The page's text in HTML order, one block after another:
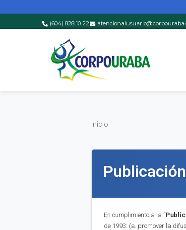
Saltar al contenido principal
(604) 828 10 22
Inicio
Inicio
En cumplimiento a la “
de 1993: (a. promover la